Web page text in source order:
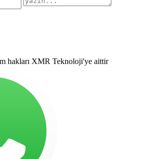
hakları XMR Teknoloji'ye aittir